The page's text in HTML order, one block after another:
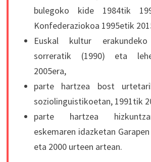
bulegoko kide 1984tik
Konfederaziokoa 1995etik
Euskal kultur erakundeko
sorreratik (1990) eta
2005era,
parte hartzea bost
soziolinguistikoetan, 1991tik
parte hartzea
eskemaren idazketan
eta 2000 urteen artean.